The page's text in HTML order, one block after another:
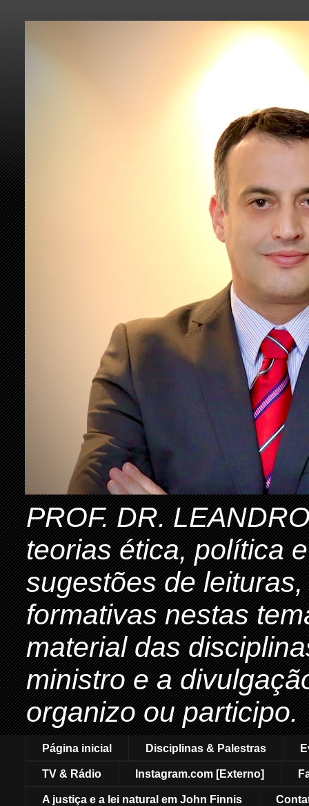
PROF. DR.
teorias ética, política
sugestões de
formativas nestas
material das
ministro e a
organizo ou participo.
Página inicial Disciplinas & Palestras
TV & Rádio Instagram.com [Externo]
A justiça e a lei natural em John Finnis